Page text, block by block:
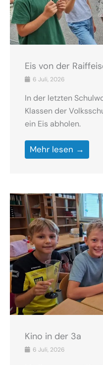
Eis von der
6 Juli, 2026
In der letzten
Klassen der
ein Eis abholen.
Mehr lesen →
Kino in der 3a
6 Juli, 2026